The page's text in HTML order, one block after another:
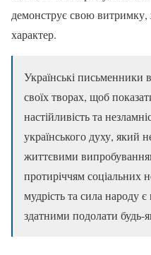
демонструє свою витримку,
характер.
Українські письменники
своїх творах, щоб
настійливість та
українського духу, який
життєвими
протиріччям соціальних
мудрість та сила народу
здатними подолати будь-